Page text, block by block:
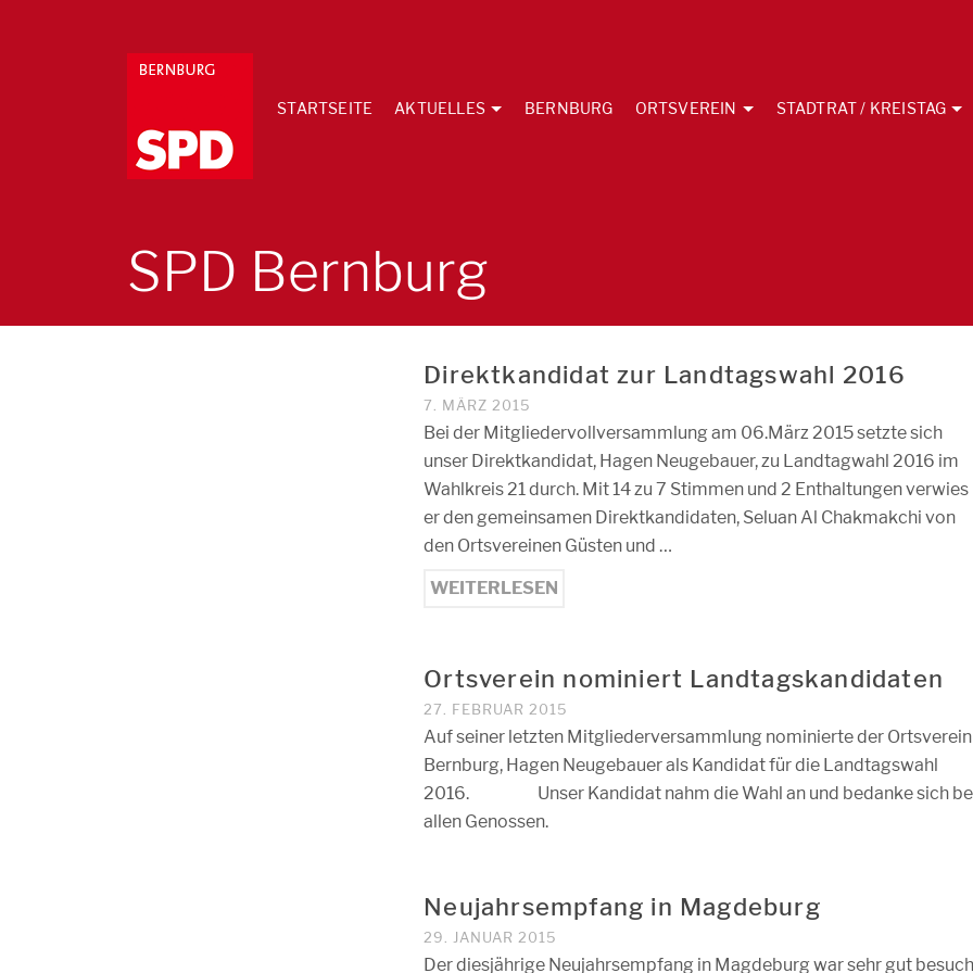
STARTSEITE AKTUELLES BERNBURG ORTSVEREIN STADTRAT / KREISTAG
SPD Bernburg
Direktkandidat zur Landtagswahl 2016
7. MÄRZ 2015
Bei der Mitgliedervollversammlung am 06.März 2015 setzte sich
unser Direktkandidat, Hagen Neugebauer, zu Landtagwahl 2016 im
Wahlkreis 21 durch. Mit 14 zu 7 Stimmen und 2 Enthaltungen verwies
er den gemeinsamen Direktkandidaten, Seluan Al Chakmakchi von
den Ortsvereinen Güsten und …
WEITERLESEN
Ortsverein nominiert Landtagskandidaten
27. FEBRUAR 2015
Auf seiner letzten Mitgliederversammlung nominierte der Ortsverein
Bernburg, Hagen Neugebauer als Kandidat für die Landtagswahl
2016. Unser Kandidat nahm die Wahl an und bedanke sich
allen Genossen.
Neujahrsempfang in Magdeburg
29. JANUAR 2015
Der diesjährige Neujahrsempfang in Magdeburg war sehr gut